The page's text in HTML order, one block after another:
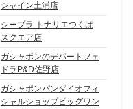
シャイン土浦店
シープラ トナリエつくば
スクエア店
ガシャポンのデパートフェ
ドラP&D佐野店
ガシャポンバンダイオフィ
シャルショップビッグワン